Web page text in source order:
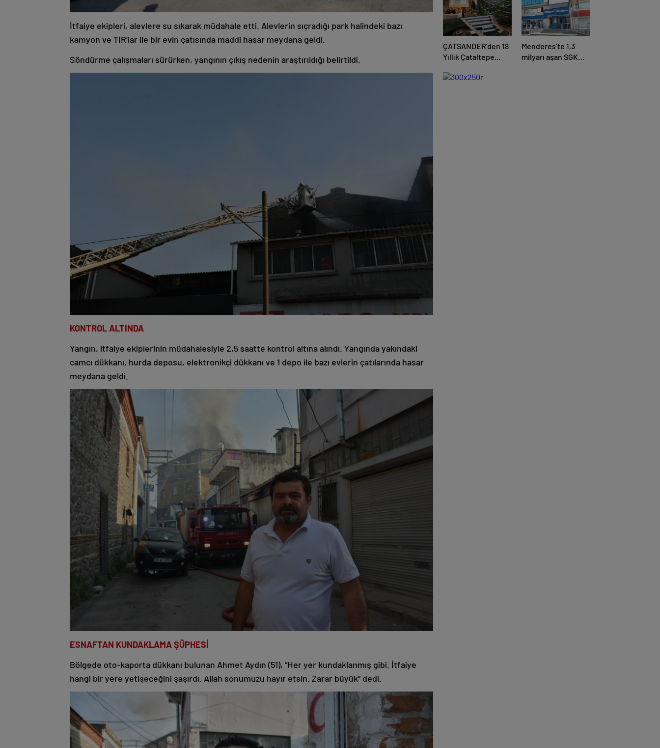
İtfaiye ekipleri, alevlere su sıkarak müdahale etti. Alevlerin sıçradığı park halindeki bazı
kamyon ve TIR’lar ile bir evin çatısında maddi hasar meydana geldi.
Söndürme çalışmaları sürürken, yangının çıkış nedenin araştırıldığı belirtildi.
KONTROL ALTINDA
Yangın, itfaiye ekiplerinin müdahalesiyle 2,5 saatte kontrol altına alındı. Yangında yakındaki
camcı dükkanı, hurda deposu, elektronikçi dükkanı ve 1 depo ile bazı evlerin çatılarında hasar
meydana geldi.
ESNAFTAN KUNDAKLAMA ŞÜPHESİ
Bölgede oto-kaporta dükkanı bulunan Ahmet Aydın (51), “Her yer kundaklanmış gibi. İtfaiye
hangi bir yere yetişeceğini şaşırdı. Allah sonumuzu hayır etsin. Zarar büyük” dedi.
ÇATSANDER’den 18
Yıllık Çataltepe
Esnafını Kim 18
Menderes’te 1,3
milyarı aşan SGK